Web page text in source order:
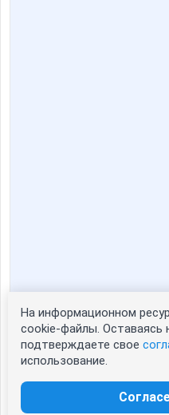
Статистика портрета:
сейчас просматривают
зарегистрированные
На информационном
cookie-файлы. Оставаясь
подтверждаете свое
использование.